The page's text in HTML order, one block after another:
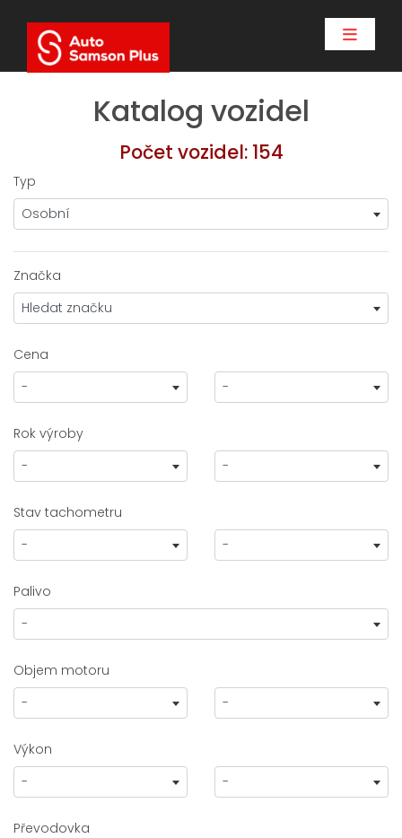
Katalog vozidel
Počet vozidel: 154
Typ
Osobní
Značka
Hledat značku
Cena
-
-
Rok výroby
-
-
Stav tachometru
-
-
Palivo
-
Objem motoru
-
-
Výkon
-
-
Převodovka